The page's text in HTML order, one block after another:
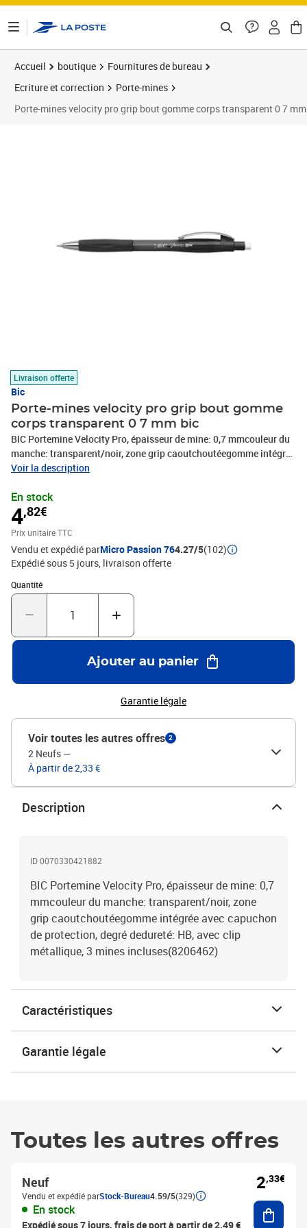
Accueil boutique
Fournitures de bureau
Ecriture et correction
Porte-mines
Porte-mines velocity pro grip bout gomme corps transparent 0 7
Livraison offerte
Bic
Porte-mines velocity pro grip bout gomme
corps transparent 0 7 mm bic
BIC Portemine Velocity Pro, épaisseur de mine: 0,7 mmcouleur du
manche: transparent/noir, zone grip caoutchoutéegomme intégrée
avec capuchon de protection, degré dedureté: HB, avec clip
Voir la description
En stock
4,82€
Prix unitaire TTC
Vendu et expédié parMicro Passion 764.27/5(102)
Expédié sous 5 jours livraison offerte
Quantité
Quantité : 1
Ajouter au panier
Garantie légale
Voir toutes les autres offres 2
2 Neufs —
À partir de 2,33 €
Description
ID 0070330421882
BIC Portemine Velocity Pro, épaisseur de mine: 0,7
mmcouleur du manche: transparent/noir, zone
grip caoutchoutéegomme intégrée avec capuchon
de protection, degré dedureté: HB, avec clip
métallique, 3 mines incluses(8206462)
Caractéristiques
Garantie légale
Toutes les autres offres
Neuf
Vendu et expédié parStock-Bureau4.59/5(329)
En stock
Expédié sous 7 jours, frais de port à partir de 2,49 €
2,33€